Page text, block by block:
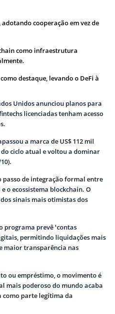
cooperação em vez de
como infraestrutura
destaque, levando o DeFi à
Unidos anunciou planos para
licenciadas tenham acesso
a marca de US$ 112 mil
ciclo atual e voltou a dominar
de integração formal entre
o ecossistema blockchain. O
sinais mais otimistas dos
programa prevê ‘contas
permitindo liquidações mais
maior transparência nas
ou empréstimo, o movimento é
mais poderoso do mundo acaba
como parte legítima da